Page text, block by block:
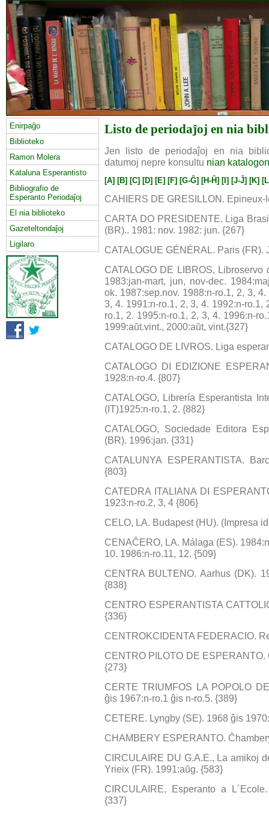
Enirpaĝo
Biblioteko
Ramon Molera
Kataluna Esperantisto
Bibliografio de
Esperanto Periodaĵoj
El nia biblioteko
Gazeteltondaĵoj
Ligilaro
Listo de periodaĵoj en nia
Jen listo de periodaĵoj en nia
datumoj nepre konsultu nian katalogon
[A] [B] [C] [D] [E] [F] [G-Ĝ] [H-Ĥ] [I] [J-Ĵ] [K]
CAHIERS DE GRESILLON.
CARTA DO PRESIDENTE. Liga
(BR).. 1981: nov. 1982: jun. {267}
CATALOGUE GÉNÉRAL. Paris (FR).
CATALOGO DE LIBROS,
1983:jan-mart, jun, nov-dec.
ok. 1987:sep.nov. 1988:n-ro.1, 2, 3,
3, 4. 1991:n-ro.1, 2, 3, 4. 1992:n-ro.1,
ro.1, 2. 1995:n-ro.1, 2, 3, 4. 1996:n-
1999:aŭt.vint., 2000:aŭt, vint.{327}
CATALOGO DE LIVROS. Liga
CATALOGO DI EDIZIONE
1928:n-ro.4. {807}
CATALOGO, Librería Esperantista
(IT)1925:n-ro.1, 2. {882}
CATALOGO, Sociedade Editora
(BR). 1996:jan. {331}
CATALUNYA ESPERANTISTA.
{803}
CATEDRA ITALIANA DI
1923:n-ro.2, 3, 4 {806}
CELO, LA. Budapest (HU). (Impresa
CENAĈERO, LA. Málaga (ES).
10. 1986:n-ro.11, 12. {509}
CENTRA BULTENO. Aarhus (DK).
{838}
CENTRO ESPERANTISTA
{336}
CENTROKCIDENTA FEDERACIO.
CENTRO PILOTO DE
{273}
CERTE TRIUMFOS LA POPOLO
ĝis 1967:n-ro.1 ĝis n-ro.5. {389}
CETERE. Lyngby (SE). 1968 ĝis
CHAMBERY ESPERANTO.
CIRCULAIRE DU G.A.E., La amikoj
Yrieix (FR). 1991:aŭg. {583}
CIRCULAIRE, Esperanto a
{337}